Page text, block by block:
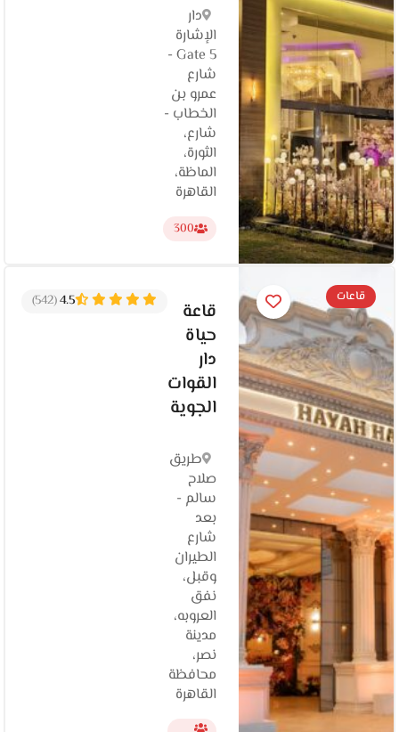
دار
الإشارة
Gate 5 -
شارع
عمرو بن
الخطاب -
شارع،
الثورة،
الماظة،
القاهرة
300
قاعات
قاعة
حياة
دار
القوات
الجوية
طريق
صلاح
سالم -
بعد
شارع
الطيران
وقبل،
نفق
العروبه،
مدينة
نصر،
محافظة
القاهرة‬
4.5
(542)